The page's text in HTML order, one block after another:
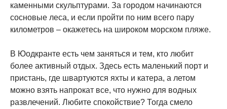
каменными скульптурами. За городом начинаются
сосновые леса, и если пройти по ним всего пару
километров – окажетесь на широком морском пляже.
В Юодкранте есть чем заняться и тем, кто любит
более активный отдых. Здесь есть маленький порт и
пристань, где швартуются яхты и катера, а летом
можно взять напрокат все, что нужно для водных
развлечений. Любите спокойствие? Тогда смело